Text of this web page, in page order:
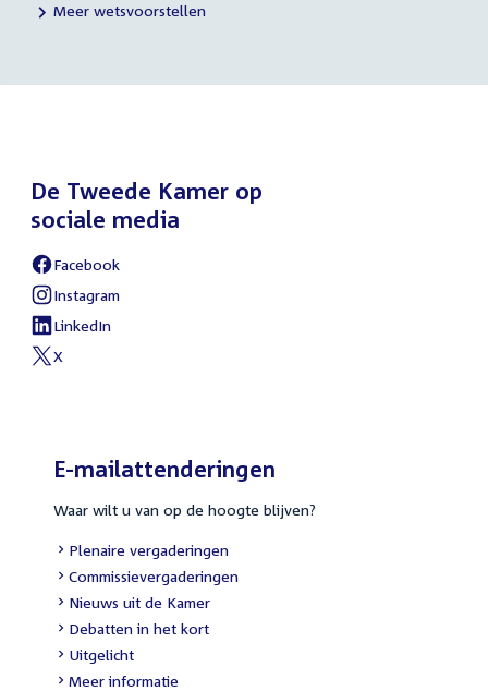
Meer wetsvoorstellen
De Tweede Kamer op
sociale media
External
link:
Facebook
External
link:
Instagram
External
link:
LinkedIn
External
X
E-mailattenderingen
Waar wilt u van op de hoogte blijven?
External
link:
Plenaire vergaderingen
External
link:
Commissievergaderingen
External
link:
Nieuws uit de Kamer
External
link:
Debatten in het kort
External
link:
Uitgelicht
Meer informatie